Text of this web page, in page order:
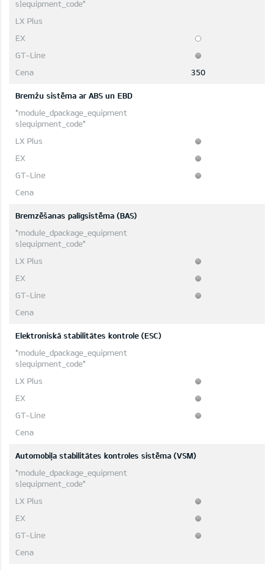
350
Bremžu sistēma ar ABS un EBD
Bremzēšanas palīgsistēma (BAS)
Elektroniskā stabilitātes kontrole (ESC)
Automobiļa stabilitātes kontroles sistēma (VSM)